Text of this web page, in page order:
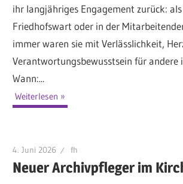
ihr langjähriges Engagement zurück:
Friedhofswart oder in der
immer waren sie mit Verlässlichkeit,
Verantwortungsbewusstsein für andere
Wann:...
Weiterlesen
4. Juni 2026 fh
Neuer Archivpfleger im